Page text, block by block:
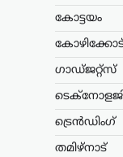
കോട്ടയം
ഗാഡ്ജറ്റ്സ്
ട്രെൻഡിംഗ്
തമിഴ്നാട്